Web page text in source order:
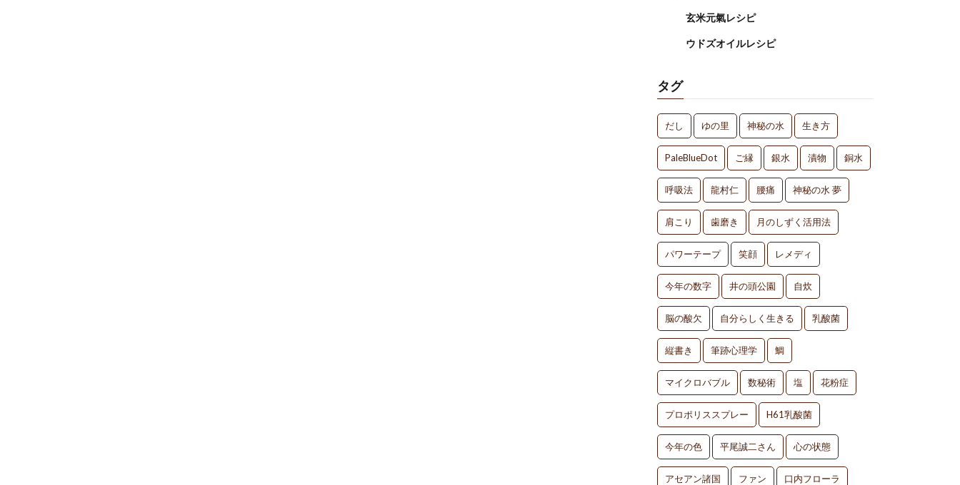
玄米元氣レシピ
ウドズオイルレシピ
タグ
だし ゆの里 神秘の水 生き方
PaleBlueDot ご縁 銀水 漬物 銅水
呼吸法 龍村仁 腰痛 神秘の水 夢
肩こり 歯磨き 月のしずく活用法
パワーテープ 笑顔 レメディ
今年の数字 井の頭公園 自炊
脳の酸欠 自分らしく生きる 乳酸菌
縦書き 筆跡心理学 鯛
マイクロバブル 数秘術 塩 花粉症
プロポリススプレー H61乳酸菌
今年の色 平尾誠二さん 心の状態
アセアン諸国 ファン 口内フローラ